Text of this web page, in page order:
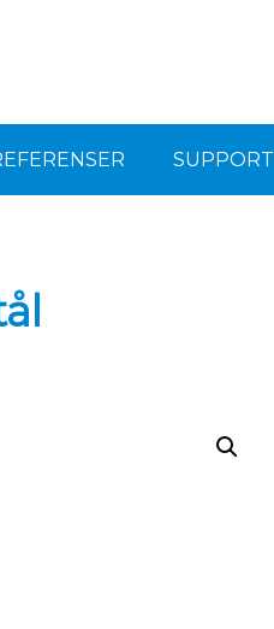
SUPPORT